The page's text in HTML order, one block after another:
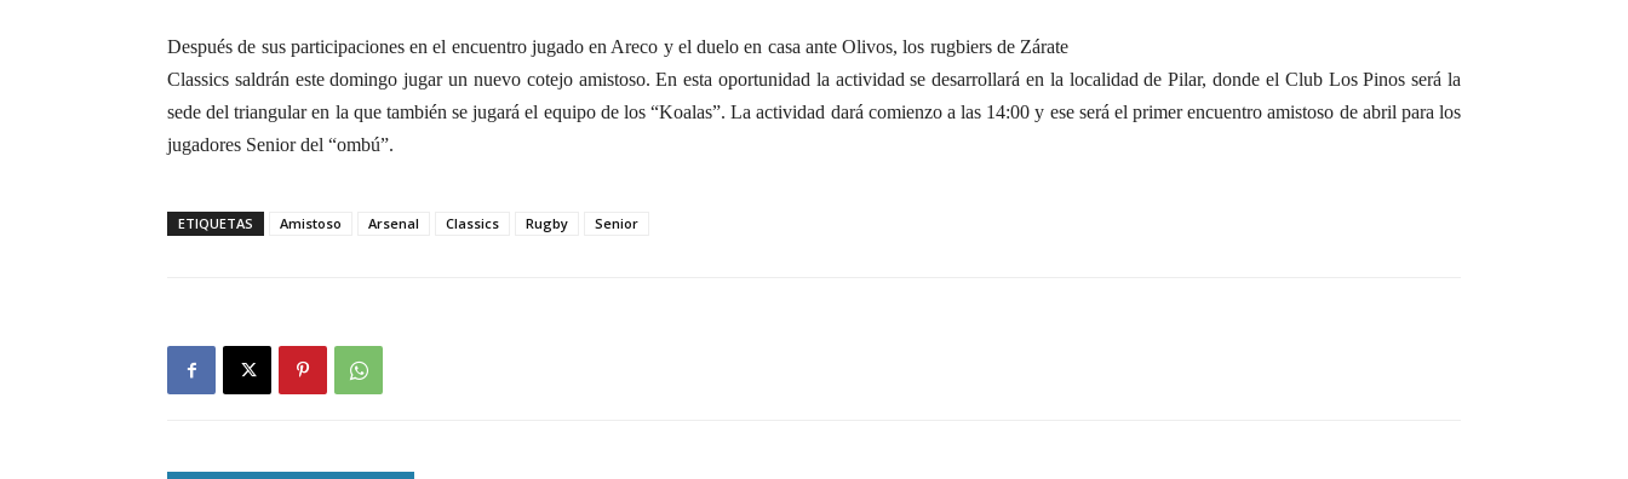
Después de sus participaciones en el encuentro jugado en Areco y el duelo en casa ante Olivos, los rugbiers de Zárate
Classics saldrán este domingo jugar un nuevo cotejo amistoso. En esta oportunidad la actividad se desarrollará en la localidad de Pilar, donde el Club Los Pinos será la
sede del triangular en la que también se jugará el equipo de los “Koalas”. La actividad dará comienzo a las 14:00 y ese será el primer encuentro amistoso de abril para los
jugadores Senior del “ombú”.
ETIQUETAS Amistoso Arsenal Classics Rugby Senior